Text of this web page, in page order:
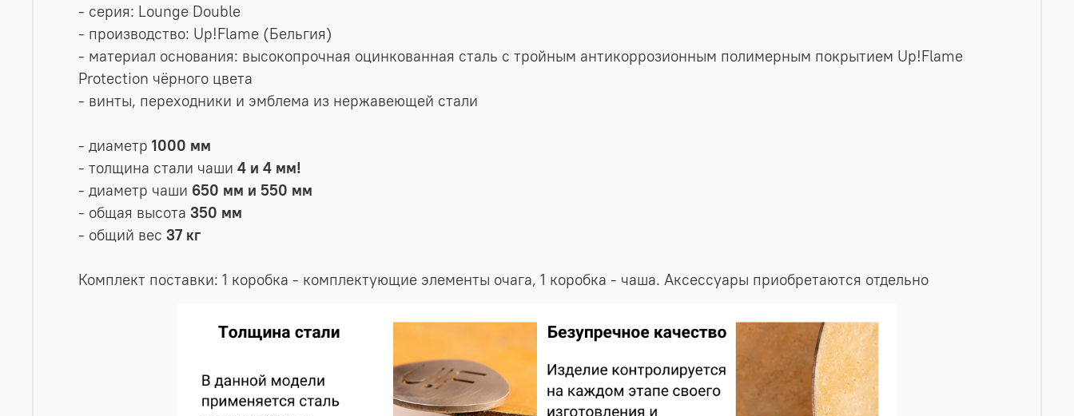
- серия: Lounge Double
- производство: Up!Flame (Бельгия)
- материал основания: высокопрочная оцинкованная сталь с тройным антикоррозионным полимерным покрытием Up!Flame
Protection чёрного цвета
- винты, переходники и эмблема из нержавеющей стали
- диаметр 1000 мм
- толщина стали чаши 4 и 4 мм!
- диаметр чаши 650 мм и 550 мм
- общая высота 350 мм
- общий вес 37 кг
Комплект поставки: 1 коробка - комплектующие элементы очага, 1 коробка - чаша. Аксессуары приобретаются отдельно